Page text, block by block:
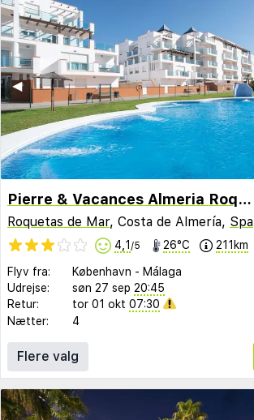
◀︎
Pierre & Vacances Almeria Roquetas de Mar
Roquetas de Mar, Costa de Almería, Spanien
4,1 /5 26°C 211km
Flyv fra: København - Málaga
Udrejse:
søn 27 sep 20:45
Retur:
tor 01 okt 07:30
Nætter:
4
Flere valg